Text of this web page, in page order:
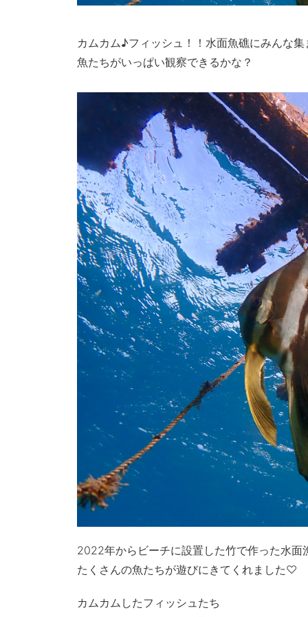
カムカム♪フィッシュ！！水面魚礁にみんな集
魚たちがいっぱい観察できるかな？
2022年からビーチに設置した竹で作った水面
たくさんの魚たちが遊びにきてくれました♡
カムカムしたフィッシュたち